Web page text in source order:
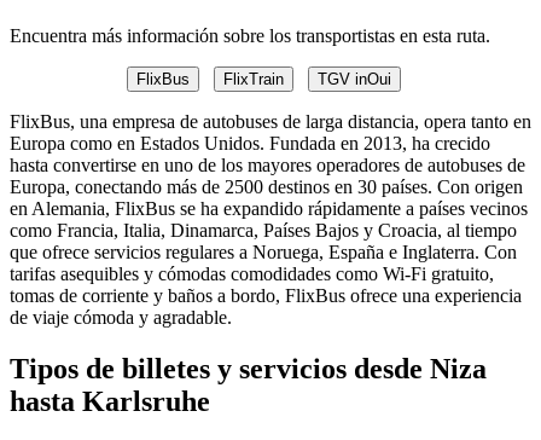
Encuentra más información sobre los transportistas en esta ruta.
FlixBus FlixTrain TGV inOui
FlixBus, una empresa de autobuses de larga distancia, opera tanto en
Europa como en Estados Unidos. Fundada en 2013, ha crecido
hasta convertirse en uno de los mayores operadores de autobuses de
Europa, conectando más de 2500 destinos en 30 países. Con origen
en Alemania, FlixBus se ha expandido rápidamente a países vecinos
como Francia, Italia, Dinamarca, Países Bajos y Croacia, al tiempo
que ofrece servicios regulares a Noruega, España e Inglaterra. Con
tarifas asequibles y cómodas comodidades como Wi-Fi gratuito,
tomas de corriente y baños a bordo, FlixBus ofrece una experiencia
de viaje cómoda y agradable.
Tipos de billetes y servicios desde Niza
hasta Karlsruhe